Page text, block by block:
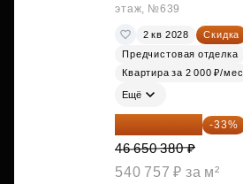
этаж, №639
2 кв 2028
Скидка
Предчистовая отделка
Квартира за 2 000 ₽/мес
Ещё
31 255 755 ₽ -33%
46 650 380 ₽
540 757 ₽ за м²